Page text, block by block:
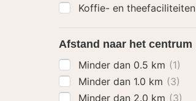
Koffie- en theefaciliteiten
Afstand naar het centrum
Minder dan 0.5 km (1)
Minder dan 1.0 km (3)
Minder dan 2.0 km (3)